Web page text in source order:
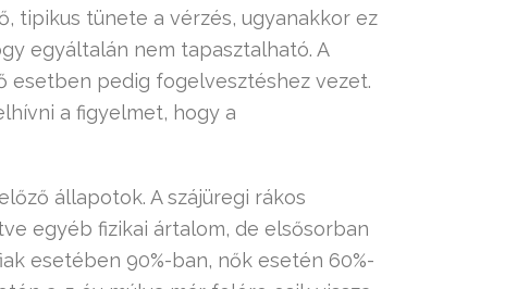
tipikus tünete a vérzés, ugyanakkor ez
egyáltalán nem tapasztalható. A
esetben pedig fogelvesztéshez vezet.
a figyelmet, hogy a
állapotok. A szájüregi rákos
egyéb fizikai ártalom, de elsősorban
esetében 90%-ban, nők esetén 60%-